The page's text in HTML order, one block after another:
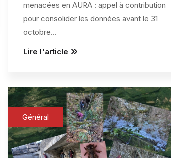
menacées en AURA : appel à contribution
pour consolider les données avant le 31
octobre...
Lire l'article
Général